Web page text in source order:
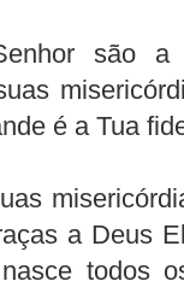
são
é a Tua
a Deus
todos